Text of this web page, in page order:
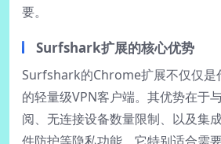
要。
Surfshark扩展的核心优势
Surfshark的Chrome扩展不仅仅是
的轻量级VPN客户端。其优势在于
阅、无连接设备数量限制、以及集